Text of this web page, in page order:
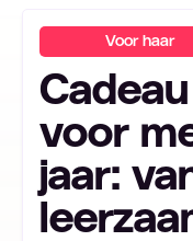
Voor haar
voor
jaar: